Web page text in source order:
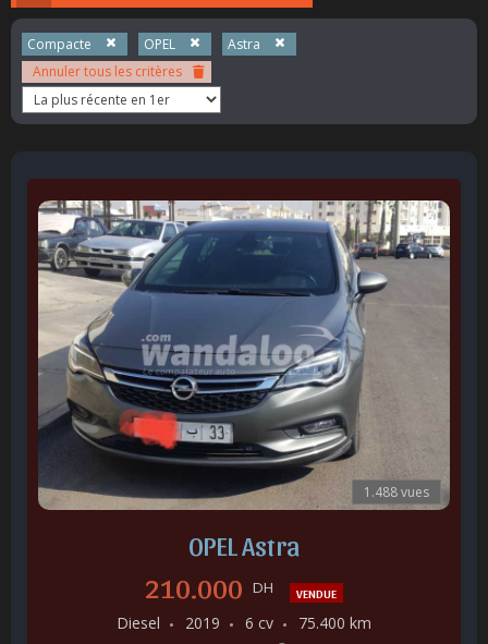
Compacte OPEL
Astra
Annuler tous les critères
1.488 vues
OPEL Astra
210.000 DH VENDUE
Diesel 2019 6 cv 75.400 km